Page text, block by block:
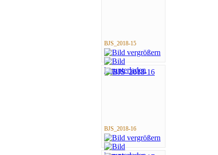
BJS_2018-15
BJS_2018-16